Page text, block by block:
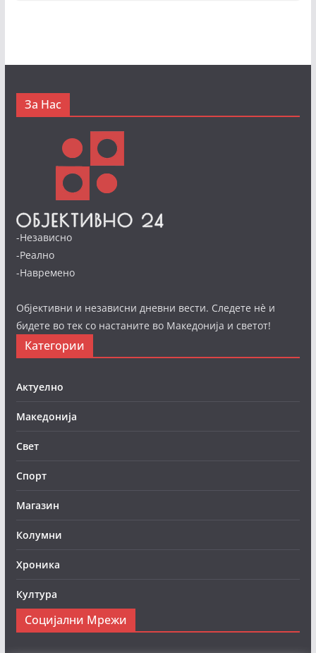
За Нас
-Независно
-Реално
-Навремено
Објективни и независни дневни вести. Следете нè и
бидете во тек со настаните во Македонија и светот!
Категории
Актуелно
Македонија
Свет
Спорт
Магазин
Колумни
Хроника
Култура
Социјални Мрежи